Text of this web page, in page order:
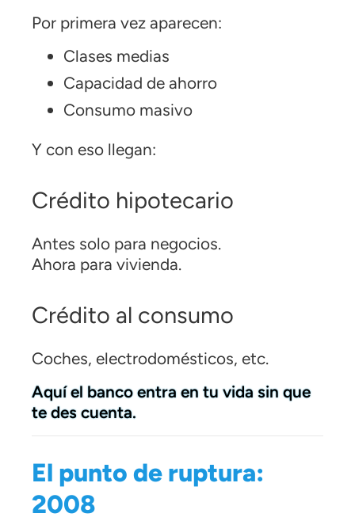
Por primera vez aparecen:
Clases medias
Capacidad de ahorro
Consumo masivo
Y con eso llegan:
Crédito hipotecario
Antes solo para negocios.
Ahora para vivienda.
Crédito al consumo
Coches, electrodomésticos, etc.
Aquí el banco entra en tu vida sin que
te des cuenta.
El punto de ruptura:
2008